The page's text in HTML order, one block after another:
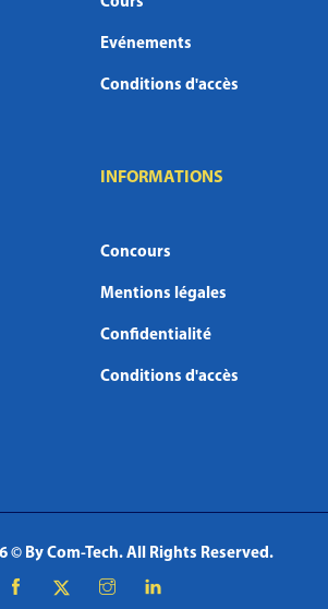
Evénements
Conditions d'accès
INFORMATIONS
Concours
Mentions légales
Confidentialité
Conditions d'accès
© By Com-Tech. All Rights Reserved.